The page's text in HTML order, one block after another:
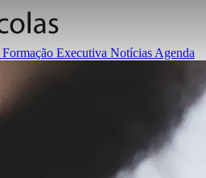
Formação Executiva Notícias Agenda